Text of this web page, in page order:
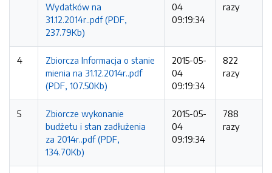
Wydatków na
31.12.2014r..pdf (PDF,
237.79Kb)
04
09:19:34
razy
4
Zbiorcza Informacja o stanie
mienia na 31.12.2014r..pdf
(PDF, 107.50Kb)
2015-05-
04
09:19:34
822
razy
5
Zbiorcze wykonanie
budżetu i stan zadłużenia
za 2014r..pdf (PDF,
134.70Kb)
2015-05-
04
09:19:34
788
razy